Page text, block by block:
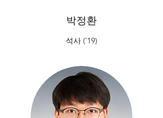
박정환
석사 ('19)